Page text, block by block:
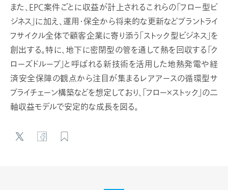
また、EPC案件ごとに収益が計上されるこれらの「フロー型ビ
ジネス」に加え、運用・保全から将来的な更新などプラントライ
フサイクル全体で顧客企業に寄り添う「ストック型ビジネス」を
創出する。特に、地下に密閉型の管を通して熱を回収する「ク
ローズドループ」と呼ばれる新技術を活用した地熱発電や経
済安全保障の観点から注目が集まるレアアースの循環型サ
プライチェーン構築などを想定しており、「フロー×ストック」の二
軸収益モデルで安定的な成長を図る。